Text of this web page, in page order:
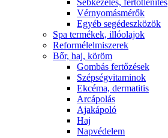
Sebkezelés, fertőtlenítés
Vérnyomásmérők
Egyéb segédeszközök
Spa termékek, illóolajok
Reformélelmiszerek
Bőr, haj, köröm
Gombás fertőzések
Szépségvitaminok
Ekcéma, dermatitis
Arcápolás
Ajakápoló
Haj
Napvédelem